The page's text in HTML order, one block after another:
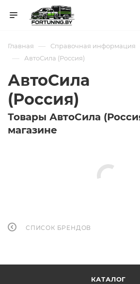
Главная — Справочная информация
— АвтоСила (Россия)
АвтоСила
(Россия)
Товары АвтоСила
магазине
СПИСОК БРЕНДОВ
КАТАЛОГ